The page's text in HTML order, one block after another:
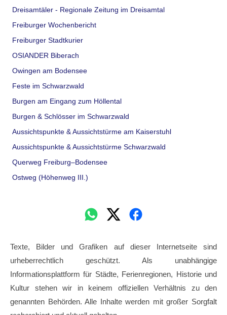
Dreisamtäler - Regionale Zeitung im Dreisamtal
Freiburger Wochenbericht
Freiburger Stadtkurier
OSIANDER Biberach
Owingen am Bodensee
Feste im Schwarzwald
Burgen am Eingang zum Höllental
Burgen & Schlösser im Schwarzwald
Aussichtspunkte & Aussichtstürme am Kaiserstuhl
Aussichtspunkte & Aussichtstürme Schwarzwald
Querweg Freiburg–Bodensee
Ostweg (Höhenweg III.)
Texte, Bilder und Grafiken auf dieser Internetseite sind
urheberrechtlich geschützt. Als unabhängige
Informationsplattform für Städte, Ferienregionen, Historie und
Kultur stehen wir in keinem offiziellen Verhältnis zu den
genannten Behörden. Alle Inhalte werden mit großer Sorgfalt